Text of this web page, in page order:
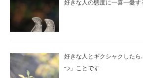
好きな人の態度に一喜一憂
好きな人とギクシャクした
つ」ことです